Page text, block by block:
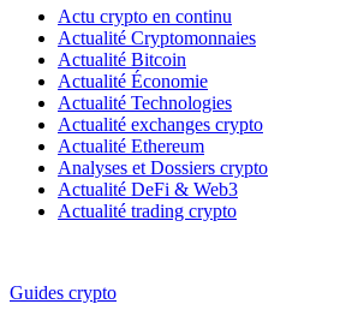
Actu crypto en continu
Actualité Cryptomonnaies
Actualité Bitcoin
Actualité Économie
Actualité Technologies
Actualité exchanges crypto
Actualité Ethereum
Analyses et Dossiers crypto
Actualité DeFi & Web3
Actualité trading crypto
Guides crypto